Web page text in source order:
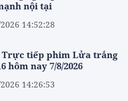
nội tại
14:52:28
Trực tiếp phim Lửa trắng
hôm nay 7/8/2026
14:26:53